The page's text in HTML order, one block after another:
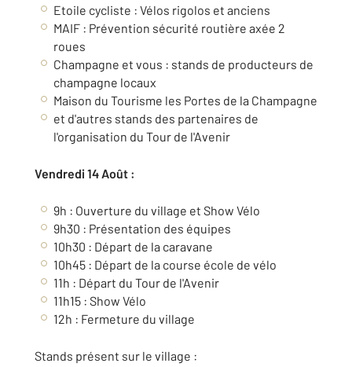
Etoile cycliste : Vélos rigolos et anciens
MAIF : Prévention sécurité routière axée 2
roues
Champagne et vous : stands de producteurs de
champagne locaux
Maison du Tourisme les Portes de la Champagne
et d'autres stands des partenaires de
l'organisation du Tour de l'Avenir
Vendredi 14 Août :
9h : Ouverture du village et Show Vélo
9h30 : Présentation des équipes
10h30 : Départ de la caravane
10h45 : Départ de la course école de vélo
11h : Départ du Tour de l'Avenir
11h15 : Show Vélo
12h : Fermeture du village
Stands présent sur le village :